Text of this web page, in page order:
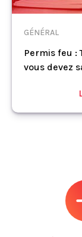
GÉNÉRAL
Permis feu :
vous devez